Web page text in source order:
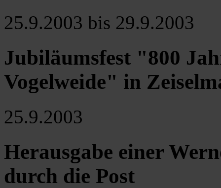
25.9.2003 bis 29.9.2003
Jubiläumsfest "800
Vogelweide" in
25.9.2003
Herausgabe einer
durch die Post